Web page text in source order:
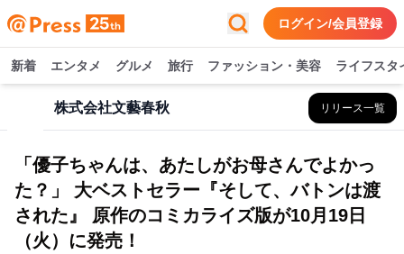
ログイン/会員登録
新着 エンタメ グルメ 旅行 ファッション・美容 ライフスタ
株式会社文藝春秋 リリース一覧
「優子ちゃんは、あたしがお母さんでよかっ
た？」 大ベストセラー『そして、バトンは渡
された』 原作のコミカライズ版が10月19日
（火）に発売！